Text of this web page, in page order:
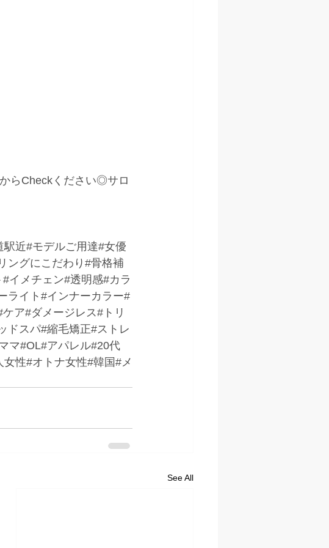
らCheckください◎サロ
近#モデルご用達#女優
ングにこだわり#骨格補
イメチェン#透明感#カラ
ライト#インナーカラー#
ア#ダメージレス#トリ
ドスパ#縮毛矯正#ストレ
マ#OL#アパレル#20代
性#オトナ女性#韓国#メ
See All